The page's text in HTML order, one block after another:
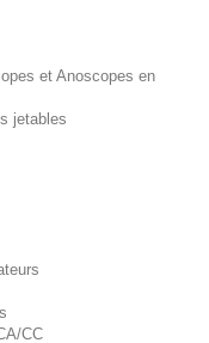
et Anoscopes en
jetables
CC